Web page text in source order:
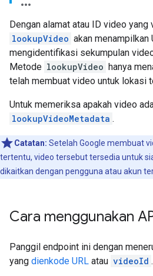
Dengan alamat atau ID video yang
lookupVideo akan menampilkan
mengidentifikasi sekumpulan
Metode lookupVideo hanya
telah membuat video untuk lokasi
Untuk memeriksa apakah video
lookupVideoMetadata .
Catatan: Setelah Google membuat
tertentu, video tersebut tersedia untuk
dikaitkan dengan pengguna atau akun
Cara menggunakan
Panggil endpoint ini dengan
yang dienkode URL atau videoId .